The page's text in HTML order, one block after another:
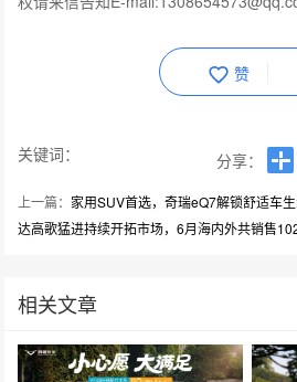
赞
关键词： 分享：
上一篇： 家用SUV首选，奇瑞eQ7解锁舒适车
达高歌猛进持续开拓市场，6月海内外共销售
相关文章